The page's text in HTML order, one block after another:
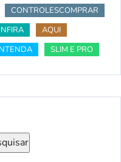
CONTROLESCOMPRAR
AQUI
SLIM E PRO